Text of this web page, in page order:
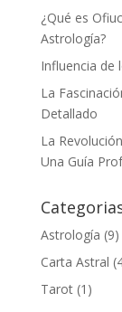
¿Qué es
Astrología?
Influencia de
La
Detallado
La
Una Guía
Astrología (9)
Carta Astral
Tarot(1)